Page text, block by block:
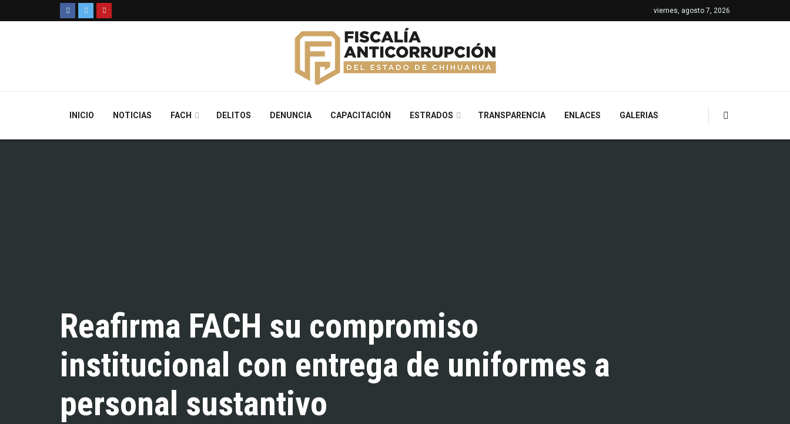
viernes, agosto 7, 2026
INICIO NOTICIAS FACH DELITOS DENUNCIA CAPACITACIÓN ESTRADOS TRANSPARENCIA ENLACES GALERIAS
Reafirma FACH su compromiso
institucional con entrega de uniformes a
personal sustantivo